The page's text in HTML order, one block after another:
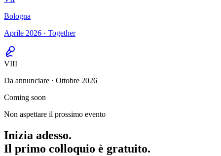
Bologna
Aprile 2026 · Together
VIII
Da annunciare · Ottobre 2026
Coming soon
Non aspettare il prossimo evento
Inizia adesso.
Il primo colloquio è gratuito.